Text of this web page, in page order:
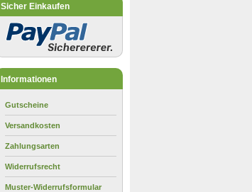
Sicher Einkaufen
Informationen
Gutscheine
Versandkosten
Zahlungsarten
Widerrufsrecht
Muster-Widerrufsformular